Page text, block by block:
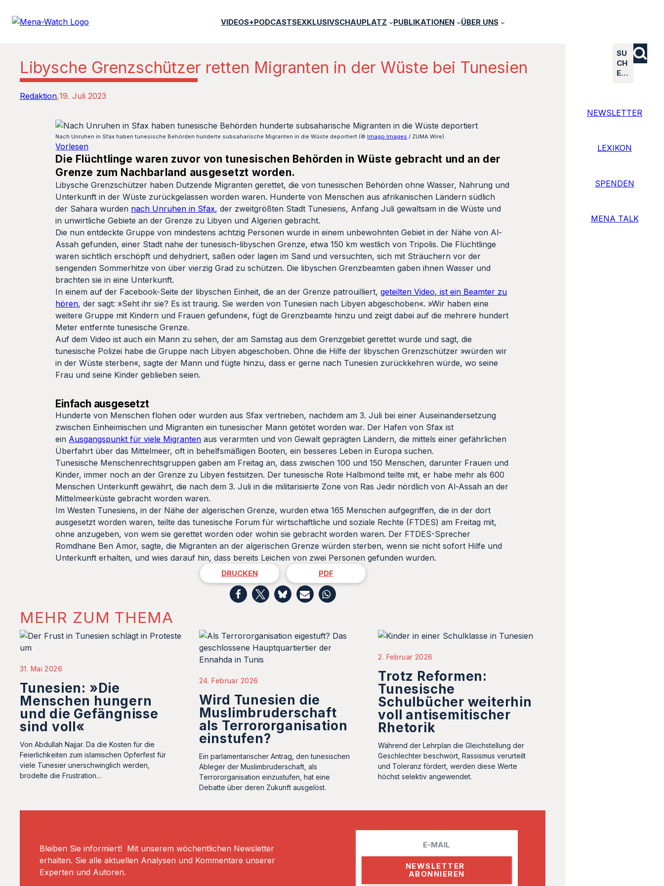
VIDEOS+PODCASTSEXKLUSIVSCHAUPLATZ PUBLIKATIONEN ÜBER UNS
Libysche Grenzschützer retten Migranten in der Wüste bei Tunesien
Redaktion 19. Juli 2023
Nach Unruhen in Sfax haben tunesische Behörden hunderte subsaharische Migranten in die Wüste deportiert (© Imago Images / ZUMA Wire)
Vorlesen
Die Flüchtlinge waren zuvor von tunesischen Behörden in Wüste gebracht und an der
Grenze zum Nachbarland ausgesetzt worden.
Libysche Grenzschützer haben Dutzende Migranten gerettet, die von tunesischen Behörden ohne Wasser, Nahrung und
Unterkunft in der Wüste zurückgelassen worden waren. Hunderte von Menschen aus afrikanischen Ländern südlich
der Sahara wurden nach Unruhen in Sfax, der zweitgrößten Stadt Tunesiens, Anfang Juli gewaltsam in die Wüste und
in unwirtliche Gebiete an der Grenze zu Libyen und Algerien gebracht.
Die nun entdeckte Gruppe von mindestens achtzig Personen wurde in einem unbewohnten Gebiet in der Nähe von Al-
Assah gefunden, einer Stadt nahe der tunesisch-libyschen Grenze, etwa 150 km westlich von Tripolis. Die Flüchtlinge
waren sichtlich erschöpft und dehydriert, saßen oder lagen im Sand und versuchten, sich mit Sträuchern vor der
sengenden Sommerhitze von über vierzig Grad zu schützen. Die libyschen Grenzbeamten gaben ihnen Wasser und
brachten sie in eine Unterkunft.
In einem auf der Facebook-Seite der libyschen Einheit, die an der Grenze patrouilliert,geteilten Video, ist ein Beamter zu
hören, der sagt: »Seht ihr sie? Es ist traurig. Sie werden von Tunesien nach Libyen abgeschoben«. »Wir haben eine
weitere Gruppe mit Kindern und Frauen gefunden«, fügt de Grenzbeamte hinzu und zeigt dabei auf die mehrere hundert
Meter entfernte tunesische Grenze.
Auf dem Video ist auch ein Mann zu sehen, der am Samstag aus dem Grenzgebiet gerettet wurde und sagt, die
tunesische Polizei habe die Gruppe nach Libyen abgeschoben. Ohne die Hilfe der libyschen Grenzschützer »würden wir
in der Wüste sterben«, sagte der Mann und fügte hinzu, dass er gerne nach Tunesien zurückkehren würde, wo seine
Frau und seine Kinder geblieben seien.
Einfach ausgesetzt
Hunderte von Menschen flohen oder wurden aus Sfax vertrieben, nachdem am 3. Juli bei einer Auseinandersetzung
zwischen Einheimischen und Migranten ein tunesischer Mann getötet worden war. Der Hafen von Sfax ist
ein Ausgangspunkt für viele Migranten aus verarmten und von Gewalt geprägten Ländern, die mittels einer gefährlichen
Überfahrt über das Mittelmeer, oft in behelfsmäßigen Booten, ein besseres Leben in Europa suchen.
Tunesische Menschenrechtsgruppen gaben am Freitag an, dass zwischen 100 und 150 Menschen, darunter Frauen und
Kinder, immer noch an der Grenze zu Libyen festsitzen. Der tunesische Rote Halbmond teilte mit, er habe mehr als 600
Menschen Unterkunft gewährt, die nach dem 3. Juli in die militarisierte Zone von Ras Jedir nördlich von Al-Assah an der
Mittelmeerküste gebracht worden waren.
Im Westen Tunesiens, in der Nähe der algerischen Grenze, wurden etwa 165 Menschen aufgegriffen, die in der dort
ausgesetzt worden waren, teilte das tunesische Forum für wirtschaftliche und soziale Rechte (FTDES) am Freitag mit,
ohne anzugeben, von wem sie gerettet worden oder wohin sie gebracht worden waren. Der FTDES-Sprecher
Romdhane Ben Amor, sagte, die Migranten an der algerischen Grenze würden sterben, wenn sie nicht sofort Hilfe und
Unterkunft erhalten, und wies darauf hin, dass bereits Leichen von zwei Personen gefunden wurden.
DRUCKEN PDF
MEHR ZUM THEMA
31. Mai 2026
Tunesien: »Die
Menschen hungern
und die Gefängnisse
sind voll«
Von Abdullah Najjar. Da die Kosten für die
Feierlichkeiten zum islamischen Opferfest für
viele Tunesier unerschwinglich werden,
brodelte die Frustration…
24. Februar 2026
Wird Tunesien die
Muslimbruderschaft
als Terrororganisation
einstufen?
Ein parlamentarischer Antrag, den tunesischen
Ableger der Muslimbruderschaft, als
Terrororganisation einzustufen, hat eine
Debatte über deren Zukunft ausgelöst.
2. Februar 2026
Trotz Reformen:
Tunesische
Schulbücher weiterhin
voll antisemitischer
Rhetorik
Während der Lehrplan die Gleichstellung der
Geschlechter beschwört, Rassismus verurteilt
und Toleranz fördert, werden diese Werte
höchst selektiv angewendet.
Bleiben Sie informiert! Mit unserem wöchentlichen Newsletter
erhalten. Sie alle aktuellen Analysen und Kommentare unserer
Experten und Autoren.
SU
CH
E…
NEWSLETTER
LEXIKON
SPENDEN
MENA TALK